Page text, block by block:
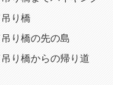
り橋
り橋の先の島
り橋からの帰り道